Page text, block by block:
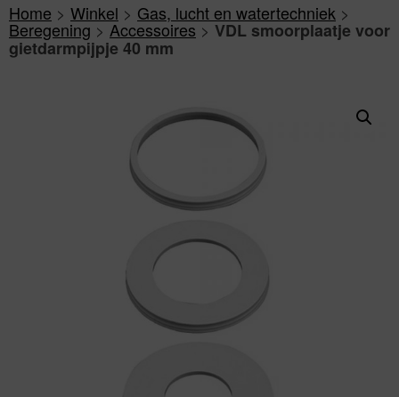
Home > Winkel > Gas, lucht en watertechniek >
Beregening>Accessoires>VDL smoorplaatje voor
gietdarmpijpje 40 mm